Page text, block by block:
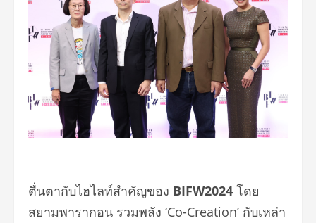
ตื่นตากับไฮไลท์สำคัญของ BIFW2024 โดย
สยามพารากอน รวมพลัง ‘Co-Creation’ กับเหล่า